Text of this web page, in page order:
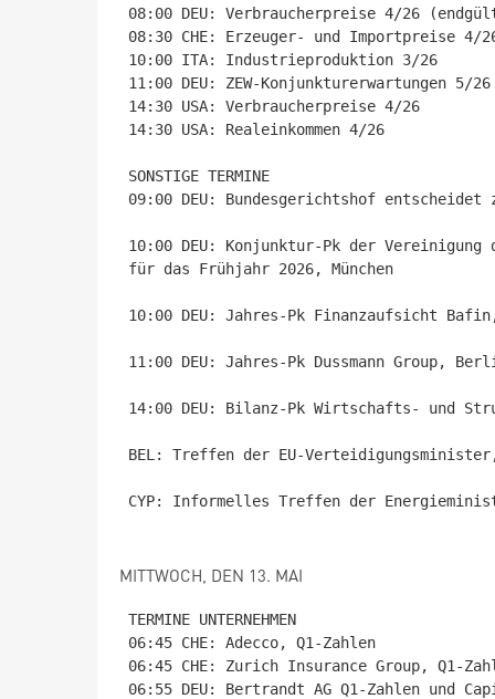
08:00 DEU: Verbraucherpreise 4/26
08:30 CHE: Erzeuger- und Importpreise 4/
10:00 ITA: Industrieproduktion 3/26
11:00 DEU: ZEW-Konjunkturerwartungen 5/26
14:30 USA: Verbraucherpreise 4/26
14:30 USA: Realeinkommen 4/26
SONSTIGE TERMINE
09:00 DEU: Bundesgerichtshof
10:00 DEU: Konjunktur-Pk der
für das Frühjahr 2026, München
10:00 DEU: Jahres-Pk Finanzaufsicht
11:00 DEU: Jahres-Pk Dussmann Group,
14:00 DEU: Bilanz-Pk Wirtschafts- und
BEL: Treffen der EU-
CYP: Informelles Treffen der
MITTWOCH, DEN 13. MAI
TERMINE UNTERNEHMEN
06:45 CHE: Adecco, Q1-Zahlen
06:45 CHE: Zurich Insurance Group, Q1-
06:55 DEU: Bertrandt AG Q1-Zahlen und